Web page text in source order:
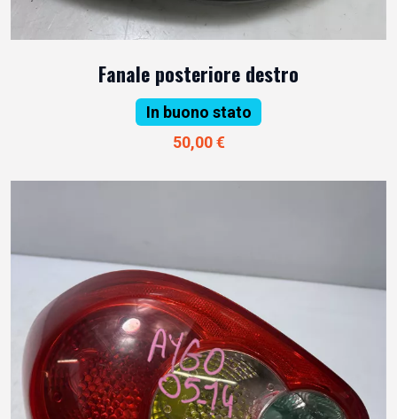
Fanale posteriore destro
In buono stato
50,00 €